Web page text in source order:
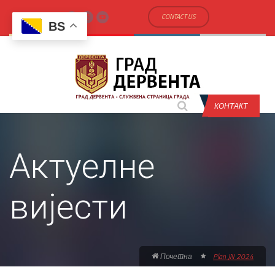
CONTACT US
КОНТАКТ
Актуелне
вијести
Почетна Plan JN 2024
BS